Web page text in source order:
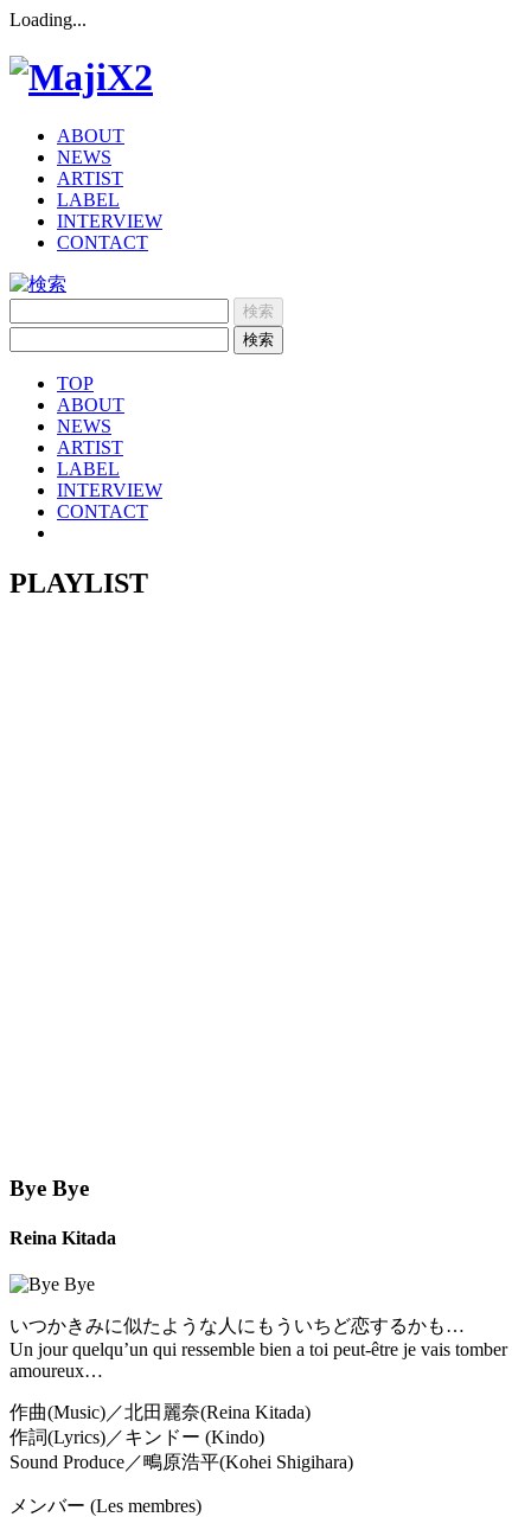
Loading...
ABOUT
NEWS
ARTIST
LABEL
INTERVIEW
CONTACT
TOP
ABOUT
NEWS
ARTIST
LABEL
INTERVIEW
CONTACT
PLAYLIST
Bye Bye
Reina Kitada
いつかきみに似たような人にもういちど恋するかも…
Un jour quelqu’un qui ressemble bien a toi peut-être je vais tomber
amoureux…
作曲(Music)／北田麗奈(Reina Kitada)
作詞(Lyrics)／キンドー (Kindo)
Sound Produce／鴫原浩平(Kohei Shigihara)
メンバー (Les membres)